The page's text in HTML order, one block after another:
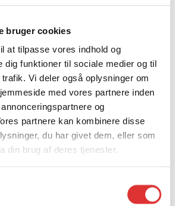
bruger cookies
at tilpasse vores indhold og
dig funktioner til sociale medier og til
Vi deler også oplysninger om
med vores partnere inden
og
partnere kan kombinere disse
du har givet dem, eller som
din brug af deres tjenester.